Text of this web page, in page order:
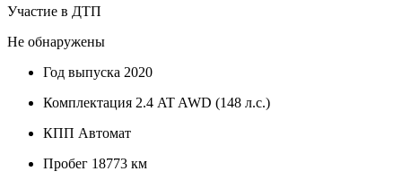
Участие в ДТП
Не обнаружены
Год выпуска 2020
Комплектация 2.4 AT AWD (148 л.с.)
КПП Автомат
Пробег 18773 км